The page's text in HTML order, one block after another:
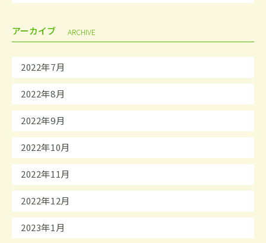
アーカイブ ARCHIVE
2022年7月
2022年8月
2022年9月
2022年10月
2022年11月
2022年12月
2023年1月